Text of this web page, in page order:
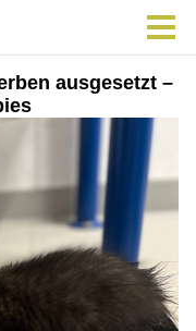
ausgesetzt –